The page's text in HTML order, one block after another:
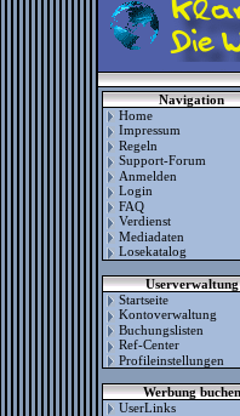
Navigation
Home
Impressum
Regeln
Support-Forum
Anmelden
Login
FAQ
Verdienst
Mediadaten
Losekatalog
Userverwaltung
Startseite
Kontoverwaltung
Buchungslisten
Ref-Center
Profileinstellungen
Werbung buchen
UserLinks